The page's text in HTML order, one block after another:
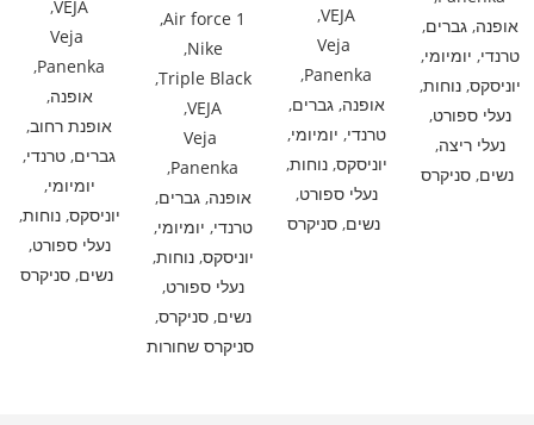
אופנה,גברים,
טרנדי, יומיומי,
יוניסקס,נוחות,
נעלי ספורט,
נעלי ריצה,
נשים, סניקרס
VEJA
,
Veja
Panenka
,
אופנה,גברים,
טרנדי, יומיומי,
יוניסקס,נוחות,
נעלי ספורט,
נשים, סניקרס
Air force 1
,
Nike
,
Triple Black
,
VEJA
,
Veja
Panenka
,
אופנה,גברים,
טרנדי, יומיומי,
יוניסקס,נוחות,
נעלי ספורט,
נשים,סניקרס,
סניקרס שחורות
VEJA
,
Veja
Panenka
,
אופנה,
אופנת רחוב,
גברים, טרנדי,
יומיומי,
יוניסקס,נוחות,
נעלי ספורט,
נשים, סניקרס